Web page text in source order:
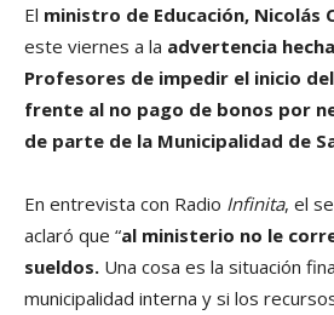
El ministro de Educación, Nicolás
este viernes a la advertencia
Profesores de impedir el inicio
frente al no pago de bonos por
de parte de la Municipalidad de
En entrevista con Radio Infinita, el
aclaró que “al ministerio no le
sueldos. Una cosa es la situación
municipalidad interna y si los